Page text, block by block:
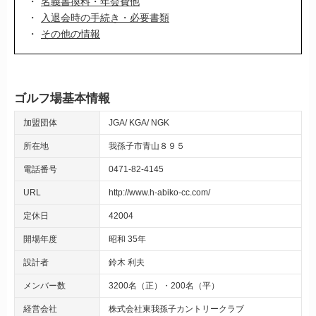
入退会時の手続き・必要書類
その他の情報
ゴルフ場基本情報
加盟団体 JGA KGA NGK
所在地 我孫子市青山８９５
電話番号 0471-82-4145
URL http://www.h-abiko-cc.com/
定休日 42004
開場年度 昭和 35年
設計者 鈴木 利夫
メンバー数 3200名（正）・200名（平）
経営会社 株式会社東我孫子カントリークラブ